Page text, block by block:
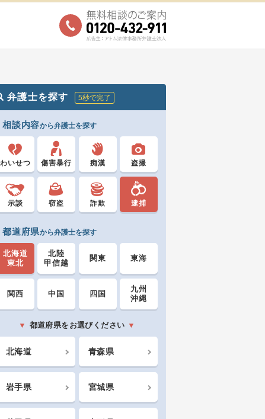
弁護士を探す 5秒で完了
相談内容から弁護士を探す
わいせつ 傷害暴行 痴漢 盗撮
示談 窃盗 詐欺 逮捕
都道府県から弁護士を探す
北海道
東北
北陸
甲信越
関東 東海
関西 中国 四国
九州
沖縄
都道府県をお選びください
北海道 青森県
岩手県 宮城県